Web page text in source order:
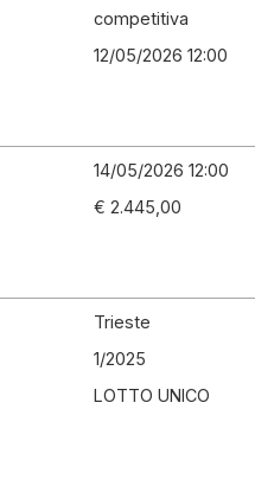
competitiva
12/05/2026 12:00
14/05/2026 12:00
€ 2.445,00
Trieste
1/2025
LOTTO UNICO